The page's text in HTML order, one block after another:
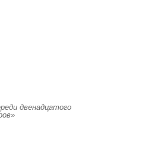
двенадцатого